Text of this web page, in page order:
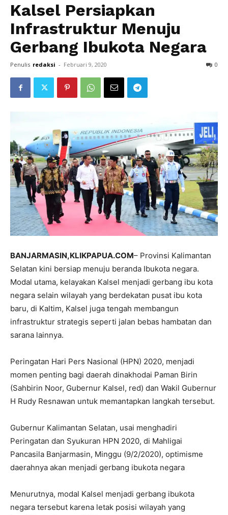
Kalsel Persiapkan
Infrastruktur Menuju
Gerbang Ibukota Negara
Penulis redaksi - Februari 9, 2020 0
BANJARMASIN,KLIKPAPUA.COM– Provinsi Kalimantan
Selatan kini bersiap menuju beranda Ibukota negara.
Modal utama, kelayakan Kalsel menjadi gerbang ibu kota
negara selain wilayah yang berdekatan pusat ibu kota
baru, di Kaltim, Kalsel juga tengah membangun
infrastruktur strategis seperti jalan bebas hambatan dan
sarana lainnya.
Peringatan Hari Pers Nasional (HPN) 2020, menjadi
momen penting bagi daerah dinakhodai Paman Birin
(Sahbirin Noor, Gubernur Kalsel, red) dan Wakil Gubernur
H Rudy Resnawan untuk memantapkan langkah tersebut.
Gubernur Kalimantan Selatan, usai menghadiri
Peringatan dan Syukuran HPN 2020, di Mahligai
Pancasila Banjarmasin, Minggu (9/2/2020), optimisme
daerahnya akan menjadi gerbang ibukota negara
Menurutnya, modal Kalsel menjadi gerbang ibukota
negara tersebut karena letak posisi wilayah yang